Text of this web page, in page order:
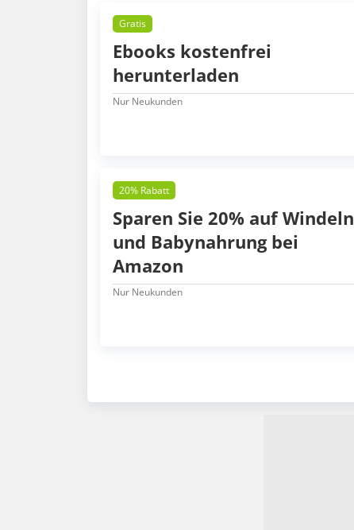
Gratis
Ebooks kostenfrei
herunterladen
Nur Neukunden
20% Rabatt
Sparen Sie 20% auf Windeln
und Babynahrung bei
Amazon
Nur Neukunden